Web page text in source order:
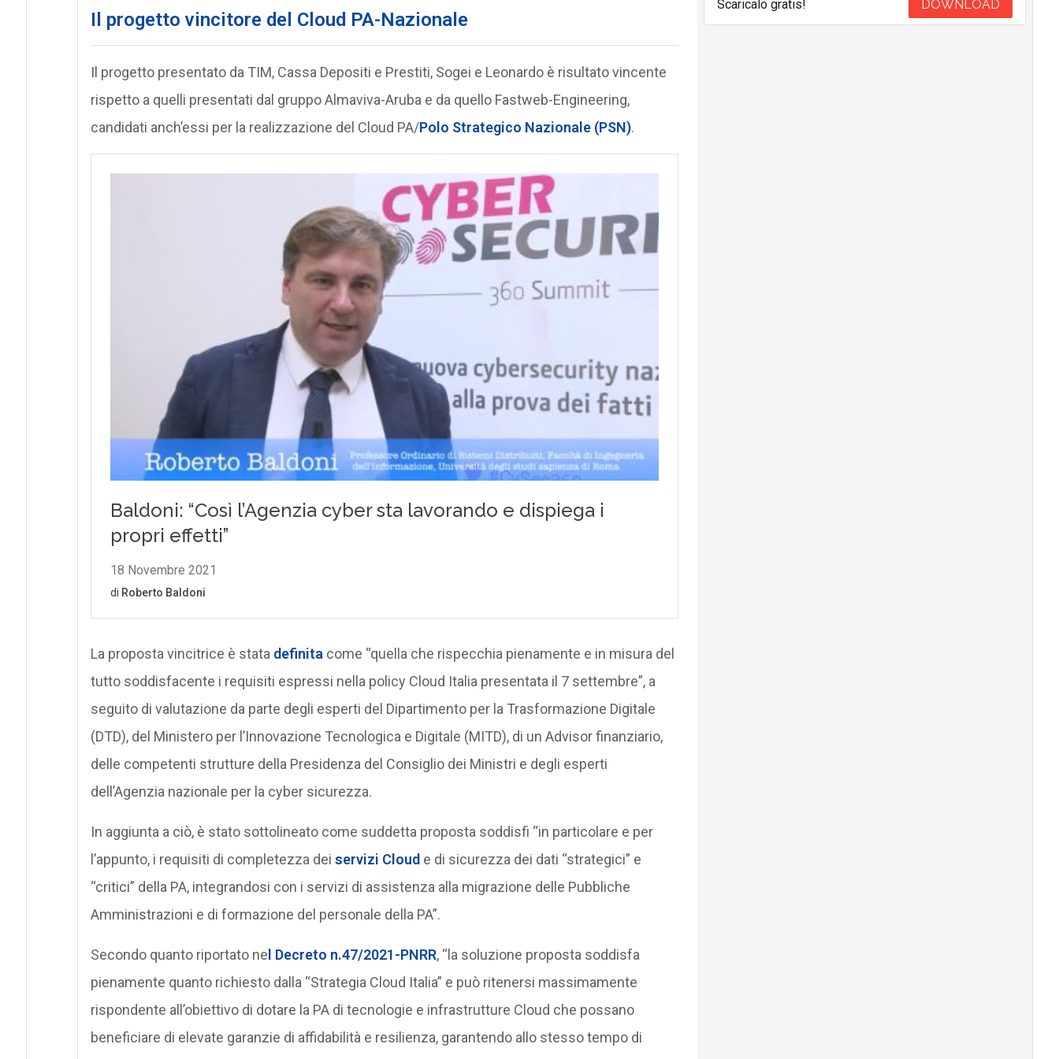
Il progetto vincitore del Cloud PA-Nazionale
Il progetto presentato da TIM, Cassa Depositi e Prestiti, Sogei e Leonardo è risultato vincente
rispetto a quelli presentati dal gruppo Almaviva-Aruba e da quello Fastweb-Engineering,
candidati anch’essi per la realizzazione del Cloud PA/Polo Strategico Nazionale (PSN).
La proposta vincitrice è stata definita come “quella che rispecchia pienamente e in misura del
tutto soddisfacente i requisiti espressi nella policy Cloud Italia presentata il 7 settembre”, a
seguito di valutazione da parte degli esperti del Dipartimento per la Trasformazione Digitale
(DTD), del Ministero per l’Innovazione Tecnologica e Digitale (MITD), di un Advisor finanziario,
delle competenti strutture della Presidenza del Consiglio dei Ministri e degli esperti
dell’Agenzia nazionale per la cyber sicurezza.
In aggiunta a ciò, è stato sottolineato come suddetta proposta soddisfi “in particolare e per
l’appunto, i requisiti di completezza dei servizi Cloude di sicurezza dei dati “strategici” e
“critici” della PA, integrandosi con i servizi di assistenza alla migrazione delle Pubbliche
Amministrazioni e di formazione del personale della PA”.
Secondo quanto riportato nel Decreto n.47/2021-PNRR, “la soluzione proposta soddisfa
pienamente quanto richiesto dalla “Strategia Cloud Italia” e può ritenersi massimamente
rispondente all’obiettivo di dotare la PA di tecnologie e infrastrutture Cloud che possano
beneficiare di elevate garanzie di affidabilità e resilienza, garantendo allo stesso tempo di
Scaricalo gratis! DOWNLOAD